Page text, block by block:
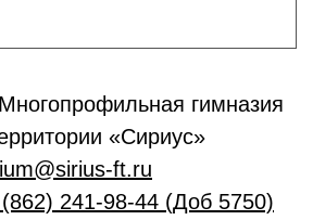
гимназия
«Сириус»
ft.ru
241-98-44 (Доб 5750)